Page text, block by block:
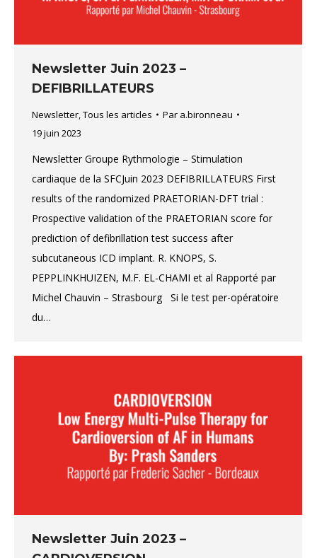
Newsletter Juin 2023 –
DEFIBRILLATEURS
Newsletter,Tous les articles Par a.bironneau
19 juin 2023
Newsletter Groupe Rythmologie – Stimulation
cardiaque de la SFCJuin 2023 DEFIBRILLATEURS First
results of the randomized PRAETORIAN-DFT trial :
Prospective validation of the PRAETORIAN score for
prediction of defibrillation test success after
subcutaneous ICD implant. R. KNOPS, S.
PEPPLINKHUIZEN, M.F. EL-CHAMI et al Rapporté par
Michel Chauvin – Strasbourg Si le test per-opératoire
du…
Newsletter Juin 2023 –